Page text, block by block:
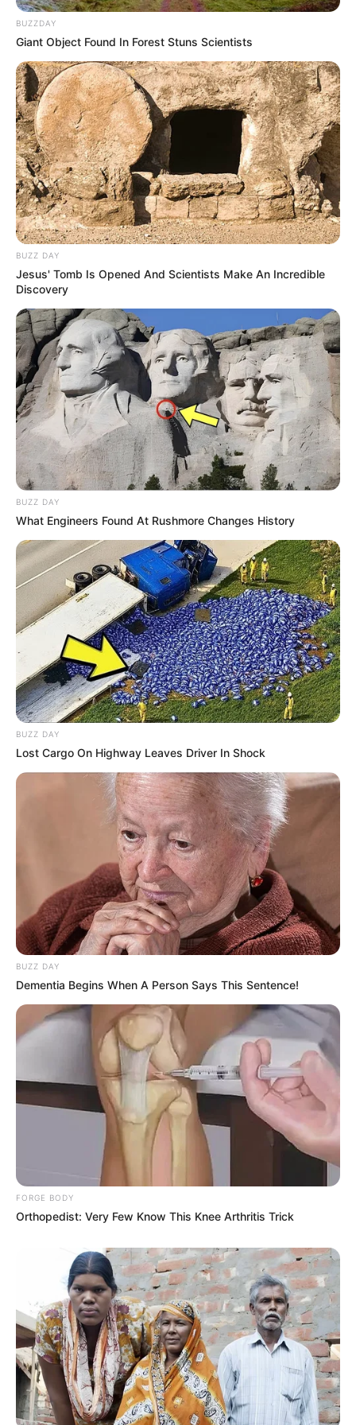
(foto: pinterest)
Baca juga:10 Desain Kolam Renang Unik yang Pernah Ada
di Dunia
Bohlam unik bisa dikreasikan dan juga dimanfaatkan. Semakin
kreatif, proses kreasi akan semkin berkembang membentuk sebuah
karya.
TAGS BOHLAM LAMPU KREASI UNIK
LIHAT ARTIKEL LAINNYA
Kunci Unik Bentuk
Pedang, Ciptakan Sensasi
Komposisi Unik, 10 Kreasi
Menarik Gunakan Awan
BUZZDAY
Giant Object Found In Forest Stuns Scientists
BUZZ DAY
Jesus' Tomb Is Opened And Scientists Make An Incredible
Discovery
BUZZ DAY
What Engineers Found At Rushmore Changes History
BUZZ DAY
Lost Cargo On Highway Leaves Driver In Shock
BUZZ DAY
Dementia Begins When A Person Says This Sentence!
FORGE BODY
Orthopedist: Very Few Know This Knee Arthritis Trick